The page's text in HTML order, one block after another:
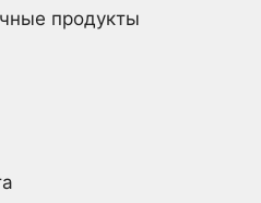
продукты